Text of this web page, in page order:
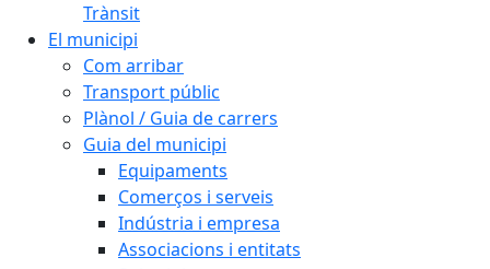
Trànsit
El municipi
Com arribar
Transport públic
Plànol / Guia de carrers
Guia del municipi
Equipaments
Comerços i serveis
Indústria i empresa
Associacions i entitats